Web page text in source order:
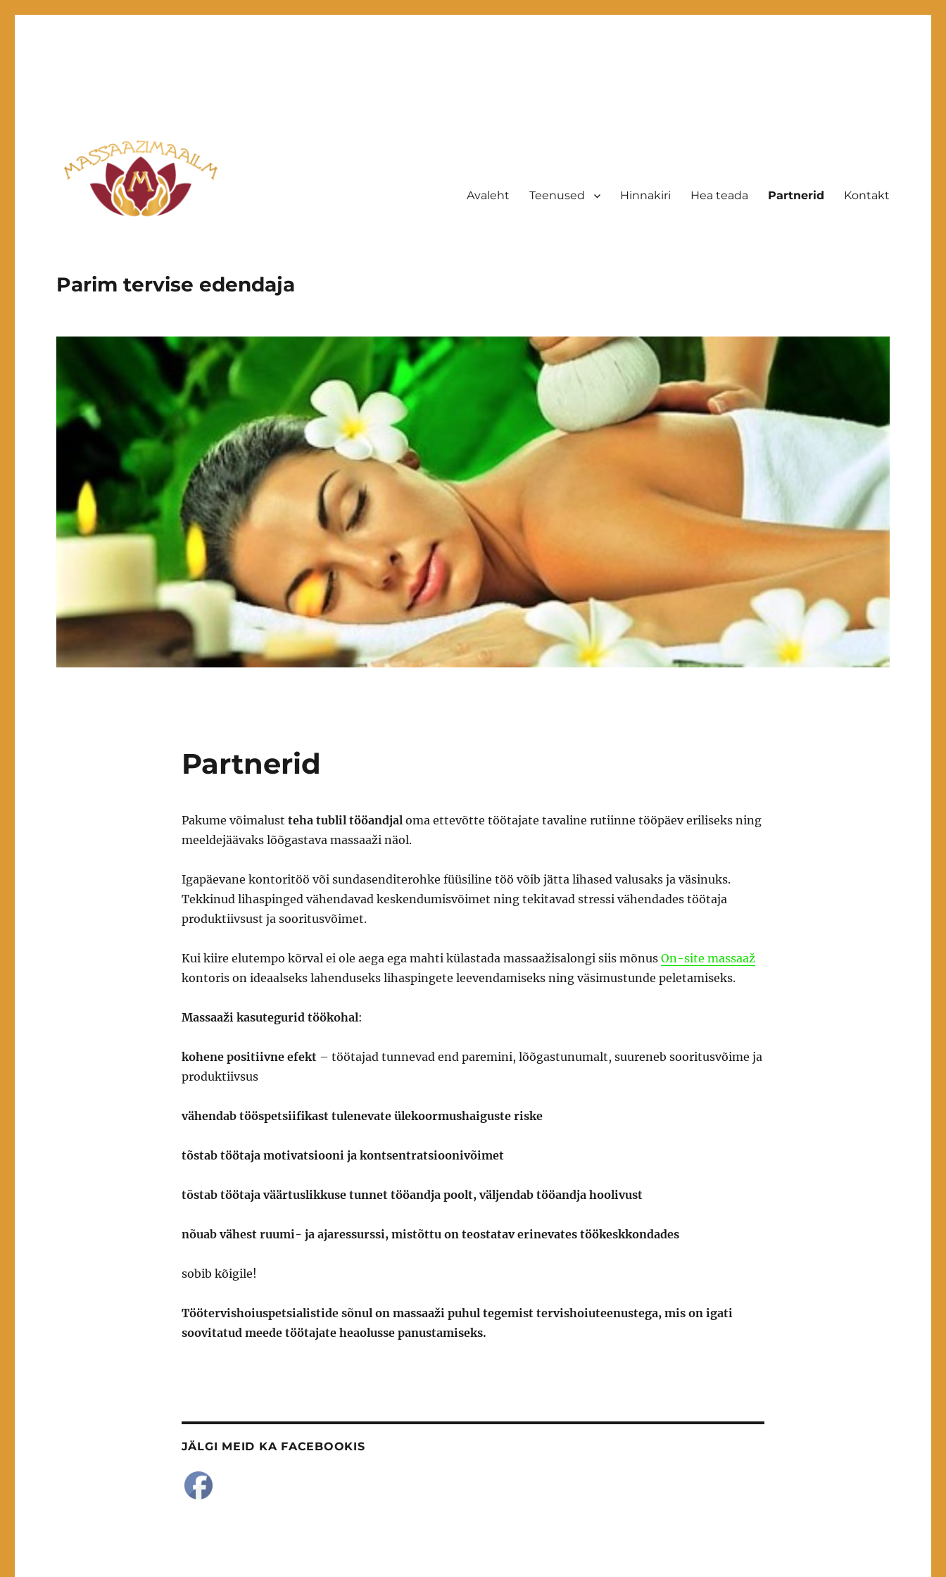
Parim tervise edendaja
Avaleht Teenused Hinnakiri Hea teada Partnerid Kontakt
Partnerid
Pakume võimalust teha tublil tööandjal oma ettevõtte töötajate tavaline rutiinne tööpäev eriliseks ning
meeldejäävaks lõõgastava massaaži näol.
Igapäevane kontoritöö või sundasenditerohke füüsiline töö võib jätta lihased valusaks ja väsinuks.
Tekkinud lihaspinged vähendavad keskendumisvõimet ning tekitavad stressi vähendades töötaja
produktiivsust ja sooritusvõimet.
Kui kiire elutempo kõrval ei ole aega ega mahti külastada massaažisalongi siis mõnus On-site massaaž
kontoris on ideaalseks lahenduseks lihaspingete leevendamiseks ning väsimustunde peletamiseks.
Massaaži kasutegurid töökohal:
kohene positiivne efekt– töötajad tunnevad end paremini, lõõgastunumalt, suureneb sooritusvõime ja
produktiivsus
vähendab tööspetsiifikast tulenevate ülekoormushaiguste riske
tõstab töötaja motivatsiooni ja kontsentratsioonivõimet
tõstab töötaja väärtuslikkuse tunnet tööandja poolt, väljendab tööandja hoolivust
nõuab vähest ruumi- ja ajaressurssi, mistõttu on teostatav erinevates töökeskkondades
sobib kõigile!
Töötervishoiuspetsialistide sõnul on massaaži puhul tegemist tervishoiuteenustega, mis on igati
soovitatud meede töötajate heaolusse panustamiseks.
JÄLGI MEID KA FACEBOOKIS